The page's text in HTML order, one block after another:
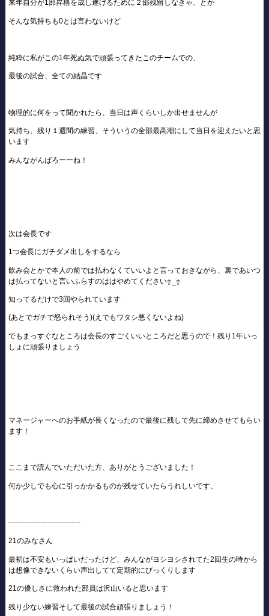
来年自分が1部昇格を成し遂げるために２部残留しなきゃ、とか
そんな気持ちも0とは言わないけど
純粋に私がこの1年死ぬ気で頑張ってきたこのチームでの、
最後の試合、全ての結晶です
物理的に何をって聞かれたら、当日は声くらいしか出せませんが
気持ち、残り１週間の練習、そういうの全部最高潮にして当日を迎えたいと思
います
みんながんばろーーね！
次は会長です
1つ会長にガチダメ出しをするなら
飲み会とかで本人の前では払わなくていいよと言っておきながら、裏であいつ
は払ってないと言いふらすのははやめてくださいඉ_ඉ
知ってるだけで3回やられています
(あとでガチで怒られそう)(えでもワタシ悪くないよね)
でもまっすぐなところは会長のすごくいいところだと思うので！残り1年いっ
しょに頑張りましょう
マネージャーへのお手紙が長くなったので最後に残して先に締めさせてもらい
ます！
ここまで読んでいただいた方、ありがとうございました！
何か少しでも心に引っかかるものが残せていたらうれしいです。
┈┈┈┈┈┈┈┈┈┈
21のみなさん
最初は不安もいっぱいだったけど、みんながヨシヨシされてた2回生の時から
は想像できないくらい声出してて定期的にびっくりします
21の優しさに救われた部員は沢山いると思います
残り少ない練習そして最後の試合頑張りましょう！